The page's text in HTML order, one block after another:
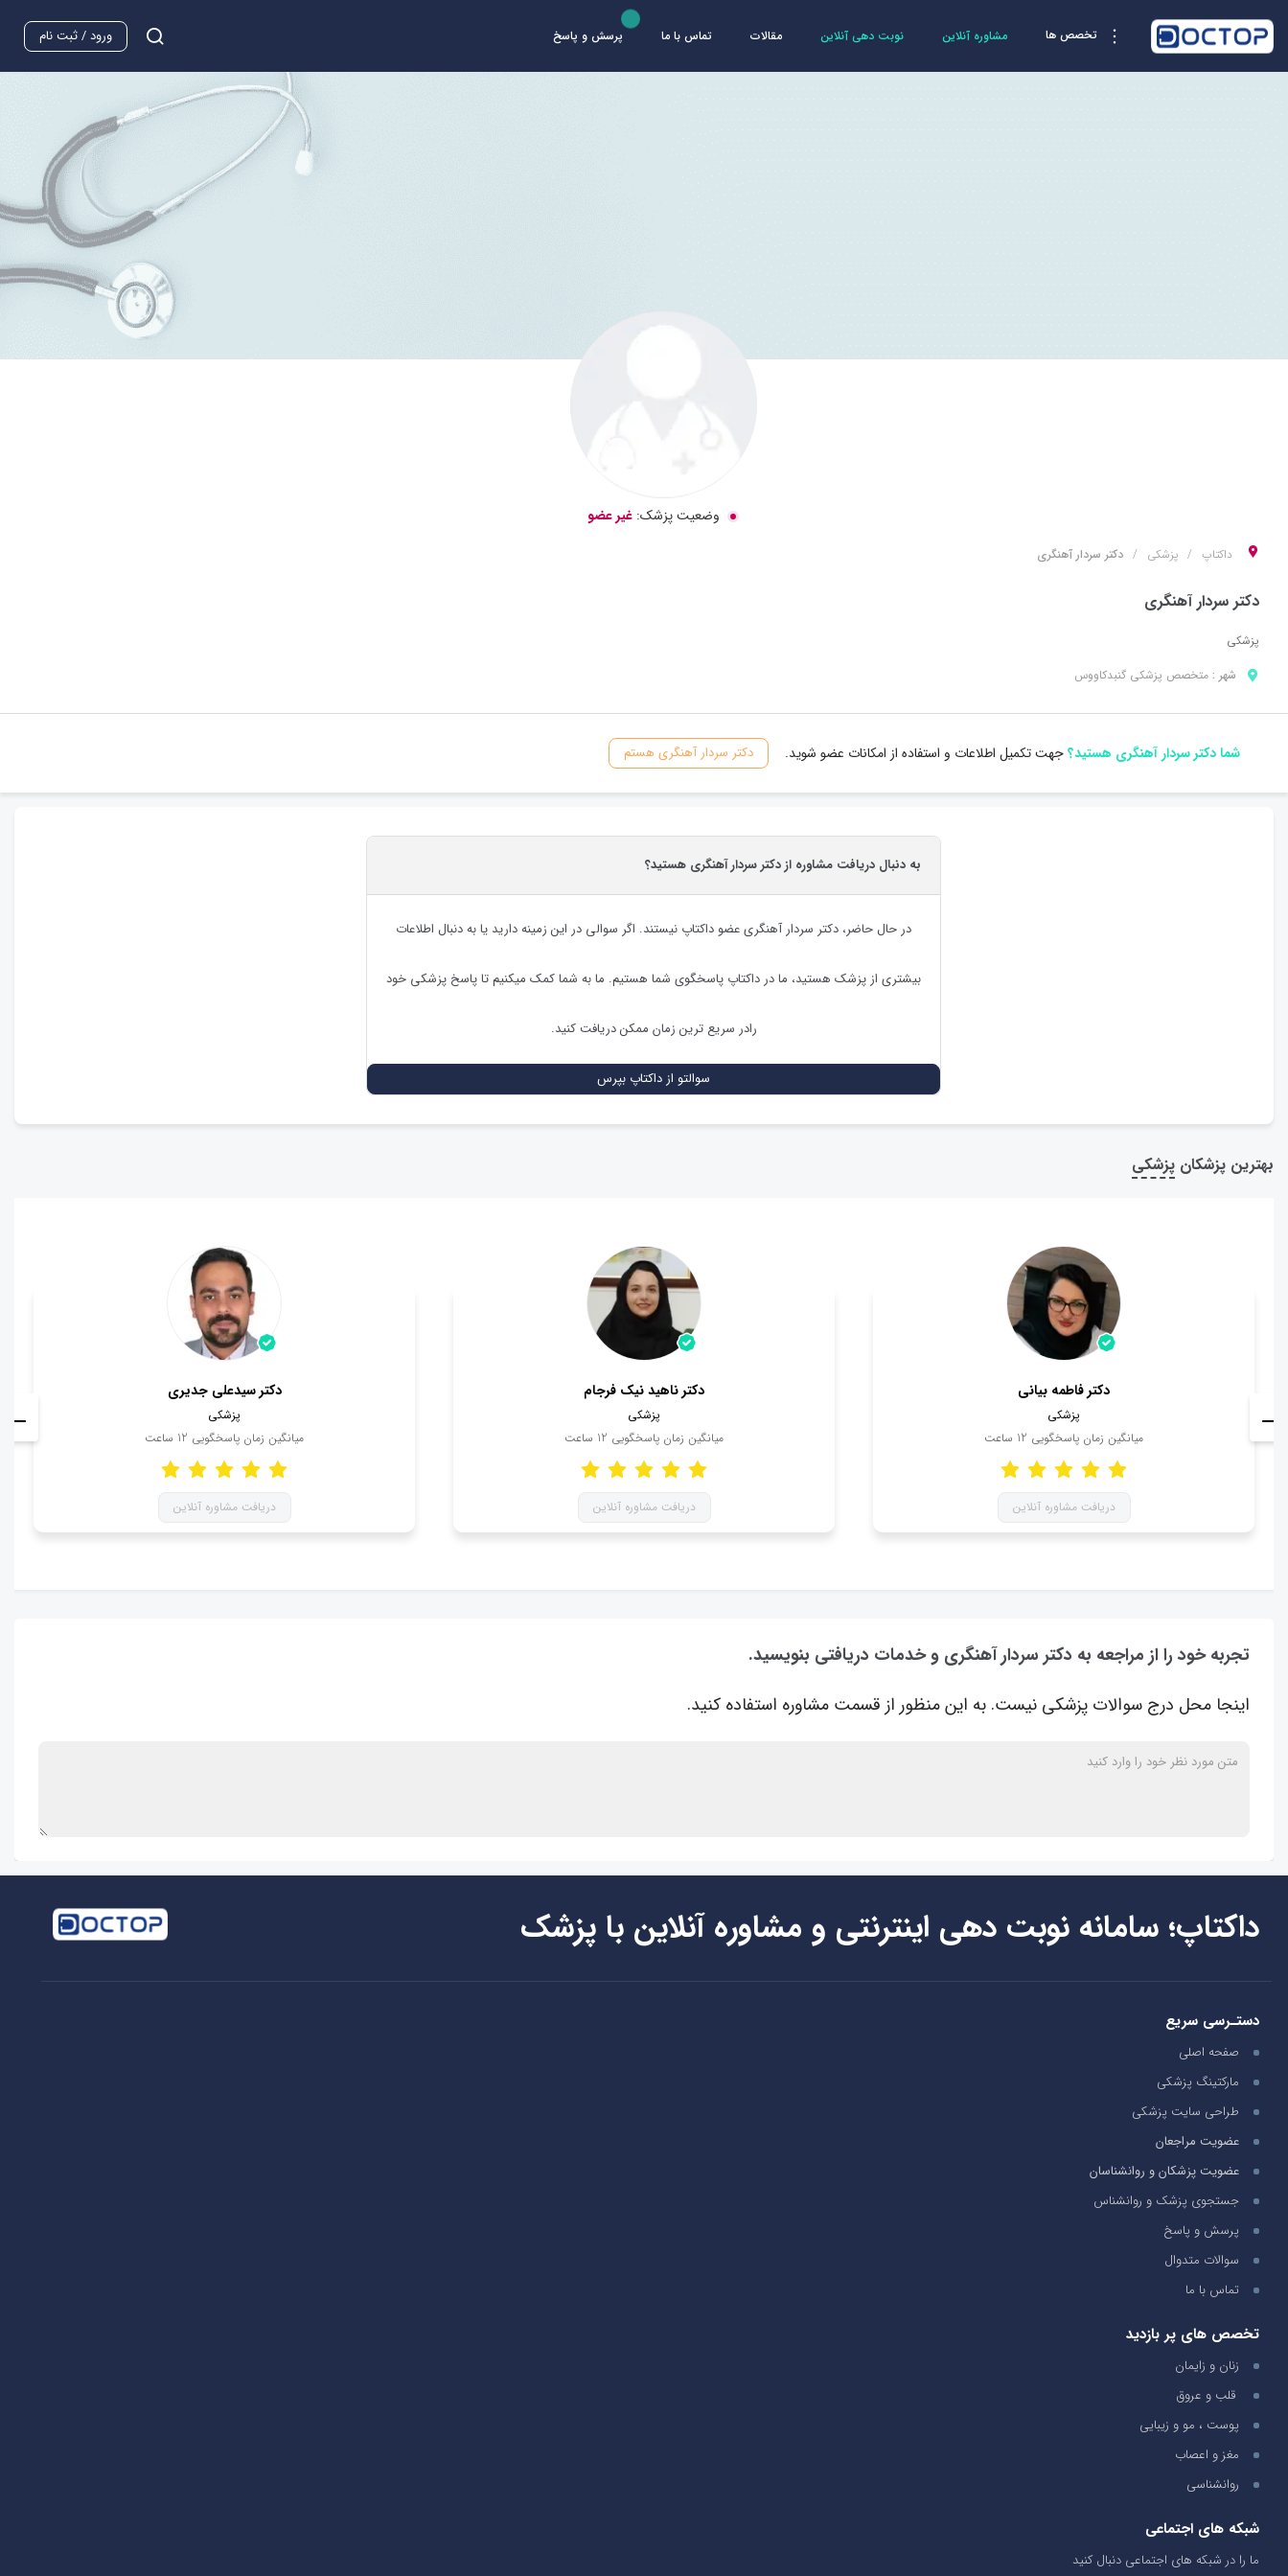
تخصص ها مشاوره آنلاین نوبت دهی آنلاین مقالات تماس با ما پرسش و پاسخ ورود / ثبت نام
وضعیت پزشک: غیر عضو
داکتاپ پزشکی دکتر سردار آهنگری
دکتر سردار آهنگری
پزشکی
شهر : متخصص پزشکی گنبدکاووس
شما دکتر سردار آهنگری هستید؟جهت تکمیل اطلاعات و استفاده از امکانات عضو شوید. دکتر سردار آهنگری هستم
به دنبال دریافت مشاوره از دکتر سردار آهنگری هستید؟
در حال حاضر، دکتر سردار آهنگریعضو داکتاپ نیستند. اگر سوالی در این زمینه دارید یا به دنبال اطلاعات
بیشتری از پزشک هستید، ما در داکتاپ پاسخگوی شما هستیم. ما به شما کمک میکنیم تا پاسخ پزشکی خود
رادر سریع ترین زمان ممکن دریافت کنید.
سوالتو از داکتاپ بپرس
بهترین پزشکان پزشکی
دکتر سیدعلی جدیری
پزشکی
میانگین زمان پاسخگویی 12 ساعت
دریافت مشاوره آنلاین
دکتر ناهید نیک فرجام
پزشکی
میانگین زمان پاسخگویی 12 ساعت
دریافت مشاوره آنلاین
دکتر فاطمه بیانی
پزشکی
میانگین زمان پاسخگویی 12 ساعت
دریافت مشاوره آنلاین
تجربه خود را از مراجعه به دکتر سردار آهنگری و خدمات دریافتی بنویسید.
اینجا محل درج سوالات پزشکی نیست. به این منظور از قسمت مشاوره استفاده کنید.
داکتاپ؛ سامانه نوبت دهی اینترنتی و مشاوره آنلاین با پزشک
دستـرسی سریع
صفحه اصلی
مارکتینگ پزشکی
طراحی سایت پزشکی
عضویت مراجعان
عضویت پزشکان و روانشناسان
جستجوی پزشک و روانشناس
پرسش و پاسخ
سوالات متدوال
تماس با ما
تخصص های پر بازدید
زنان و زایمان
قلب و عروق
پوست ، مو و زیبایی
مغز و اعصاب
روانشناسی
شبکه های اجتماعی
ما را در شبکه های اجتماعی دنبال کنید